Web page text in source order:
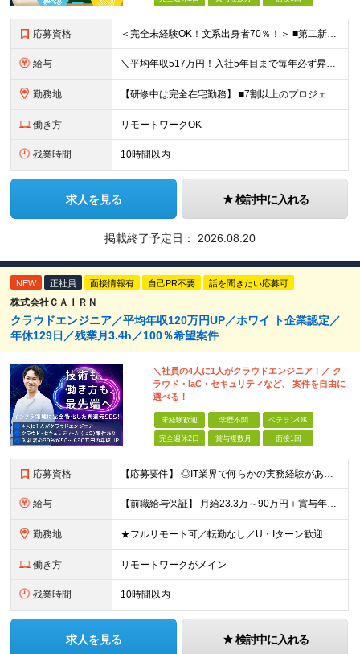
応募資格 ＜完全未経験OK！文系出身者70％！＞ ■第二新卒歓迎 ■学歴・経歴不問・社会人未経験もOK ■20代を中心に活躍中◎ ★☆先輩たちの前職☆★ 元アパレルスタッフや塾講師、介護士、事務、営業など社員
給与 ＼平均年収517万円！入社5年目まで毎年必ず昇給／ ■賞与年3回 ■年収800万円以上も可 ■入社3年以上の平均年収469.2万円 月給23万2000円以上＋賞与年3回＋各種手当 ☆入社5年目まで最
勤務地 【研修中は完全在宅勤務】 ■7割以上のプロジェクトでリモートワークを導入 ■一都三県のプロジェクト先 ■転居を伴う転勤なし ＜プロジェクト先＞ 東京・神奈川・千葉・埼玉でのプロジェクト先にて勤務いた
働き方 リモートワークOK
残業時間 10時間以内
求人を見る 検討中に入れる
掲載終了予定日： 2026.08.20
NEW 正社員 面接情報有 自己PR不要 話を聞きたい応募可
株式会社ＣＡＩＲＮ
クラウドエンジニア／平均年収120万円UP／ホワイ ト企業認定／
年休129日／残業月3.4h／100％希望案件
＼社員の4人に1人がクラウドエンジニア！／ ク
ラウド・IaC・セキュリティなど、 案件を自由に
選べる！
未経験歓迎 学歴不問 ベテランOK
完全週休2日 賞与複数月 面接1回
応募資格 【応募要件】 ◎IT業界で何らかの実務経験がある方 └2～3ヶ月の実務経験のある方は歓迎します！ 例）PCキッティングやモバイル通信基地局の業務経験者など インフラエンジニアとして経験のある方は、
給与 【前職給与保証】 月給23.3万～90万円＋賞与年2回＋インセンティブ ★年収1000万円以上の実績あり！ ※上記月給には月20～30時間分（2万9,300円～21万7,900円）の固定残業代を含み
勤務地 ★フルリモート可／転勤なし／U・Iターン歓迎★ ◎勤務地は相談の上、ご自宅近くに調整します！ 【勤務地】 本社、または東京／埼玉／千葉／神奈川／愛知／仙台のクライアント先 ◎完全在宅（フルリモート）
働き方 リモートワークがメイン
残業時間 10時間以内
求人を見る 検討中に入れる